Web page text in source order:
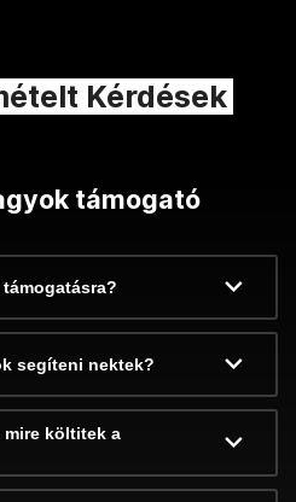
Kérdések
támogató
segíteni nektek?
mire költitek a